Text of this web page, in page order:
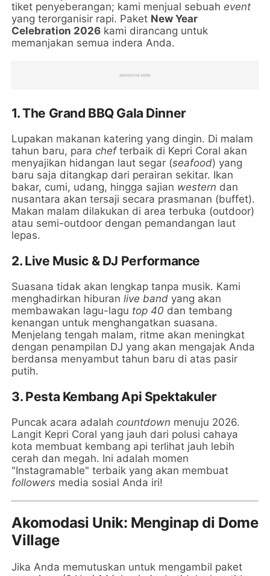
tiket penyeberangan; kami menjual sebuahevent
yang terorganisir rapi. Paket New Year
Celebration 2026 kami dirancang untuk
memanjakan semua indera Anda.
1. The Grand BBQ Gala Dinner
Lupakan makanan katering yang dingin. Di malam
tahun baru, parachefterbaik di Kepri Coral akan
menyajikan hidangan laut segar (seafood) yang
baru saja ditangkap dari perairan sekitar. Ikan
bakar, cumi, udang, hingga sajian western dan
nusantara akan tersaji secara prasmanan (buffet).
Makan malam dilakukan di area terbuka (outdoor)
atau semi-outdoor dengan pemandangan laut
lepas.
2. Live Music & DJ Performance
Suasana tidak akan lengkap tanpa musik. Kami
menghadirkan hiburanlive band yang akan
membawakan lagu-lagu top 40 dan tembang
kenangan untuk menghangatkan suasana.
Menjelang tengah malam, ritme akan meningkat
dengan penampilan DJ yang akan mengajak Anda
berdansa menyambut tahun baru di atas pasir
putih.
3. Pesta Kembang Api Spektakuler
Puncak acara adalahcountdown menuju 2026.
Langit Kepri Coral yang jauh dari polusi cahaya
kota membuat kembang api terlihat jauh lebih
cerah dan megah. Ini adalah momen
"Instagramable" terbaik yang akan membuat
followers media sosial Anda iri!
Akomodasi Unik: Menginap di Dome
Village
Jika Anda memutuskan untuk mengambil paket